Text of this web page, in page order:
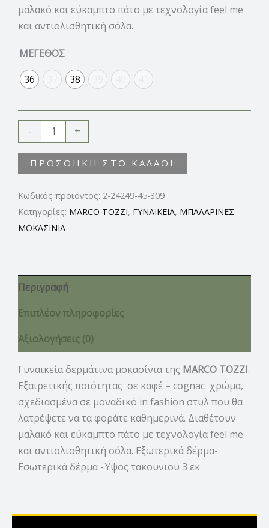
μαλακό και εύκαμπτο πάτο με τεχνολογία feel me
και αντιολισθητική σόλα.
ΜΕΓΕΘΟΣ
36
38
- +
ΠΡΟΣΘΉΚΗ ΣΤΟ ΚΑΛΆΘΙ
Κωδικός προϊόντος: 2-24249-45-309
Κατηγορίες: MARCO TOZZI, ΓΥΝΑΙΚΕΙΑ, ΜΠΑΛΑΡΙΝΕΣ-
ΜΟΚΑΣΙΝΙΑ
Περιγραφή
Επιπλέον πληροφορίες
Αξιολογήσεις (0)
Γυναικεία δερμάτινα μοκασίνια της MARCO TOZZI.
Εξαιρετικής ποιότητας σε καφέ – cognac χρώμα,
σχεδιασμένα σε μοναδικό in fashion στυλ που θα
λατρέψετε να τα φοράτε καθημερινά. Διαθέτουν
μαλακό και εύκαμπτο πάτο με τεχνολογία feel me
και αντιολισθητική σόλα. Εξωτερικά δέρμα-
Εσωτερικά δέρμα -Ύψος τακουνιού 3 εκ